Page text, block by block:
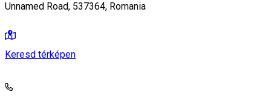
Unnamed Road, 537364, Romania
Keresd térképen